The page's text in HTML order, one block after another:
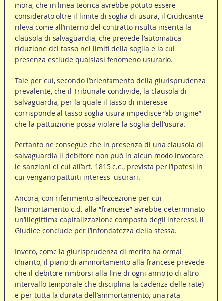
mora, che in linea teorica avrebbe potuto essere
considerato oltre il limite di soglia di usura, il Giudicante
rileva come all’interno del contratto risulta inserita la
clausola di salvaguardia, che prevede l’automatica
riduzione del tasso nei limiti della soglia e la cui
presenza esclude qualsiasi fenomeno usurario.
Tale per cui, secondo l’orientamento della giurisprudenza
prevalente, che il Tribunale condivide, la clausola di
salvaguardia, per la quale il tasso di interesse
corrisponde al tasso soglia usura impedisce “ab origine”
che la pattuizione possa violare la soglia dell’usura.
Pertanto ne consegue che in presenza di una clausola di
salvaguardia il debitore non può in alcun modo invocare
le sanzioni di cui all’art. 1815 c.c., prevista per l’ipotesi in
cui vengano pattuiti interessi usurari.
Ancora, con riferimento all’eccezione per cui
l’ammortamento c.d. alla “francese” avrebbe determinato
un’illegittima capitalizzazione composta degli interessi, il
Giudice conclude per l’infondatezza della stessa.
Invero, come la giurisprudenza di merito ha ormai
chiarito, il piano di ammortamento alla francese prevede
che il debitore rimborsi alla fine di ogni anno (o di altro
intervallo temporale che disciplina la cadenza delle rate)
e per tutta la durata dell’ammortamento, una rata